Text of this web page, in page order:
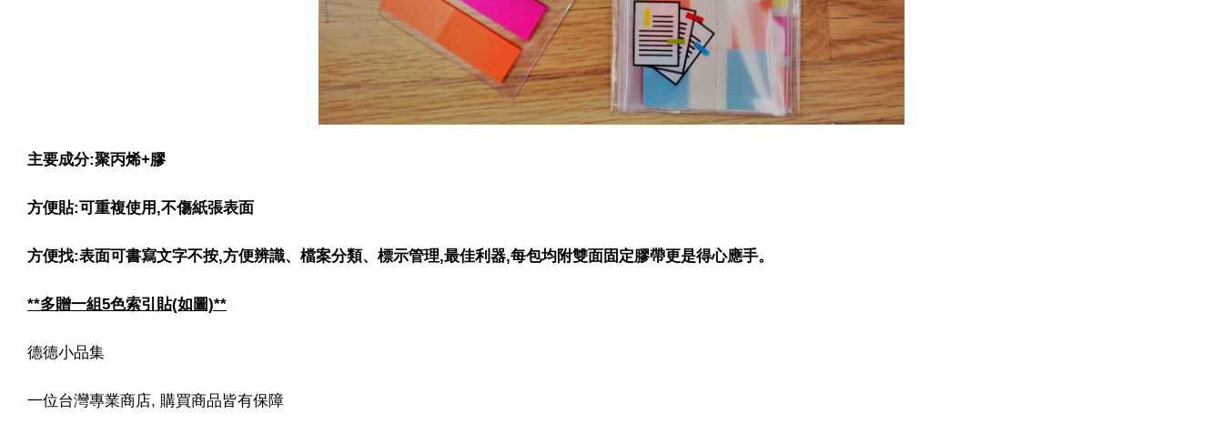
主要成分:聚丙烯+膠
方便貼:可重複使用,不傷紙張表面
方便找:表面可書寫文字不按,方便辨識、檔案分類、標示管理,最佳利器,每包均附雙面固定膠帶更是得心應手。
**多贈一組5色索引貼(如圖)**
德德小品集
一位台灣專業商店, 購買商品皆有保障